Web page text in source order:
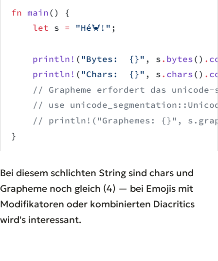
fn main() {
    let
s = "Hé🦀!" ;
    println!
( "Bytes:  {}" , s. bytes() .
    println!
( "Chars:  {}" , s. chars() .
// Grapheme erfordert das
// use
// println!("Graphemes: {}",
}
Bei diesem schlichten String sind chars und
Grapheme noch gleich (4) — bei Emojis mit
Modifikatoren oder kombinierten Diacritics
wird's interessant.